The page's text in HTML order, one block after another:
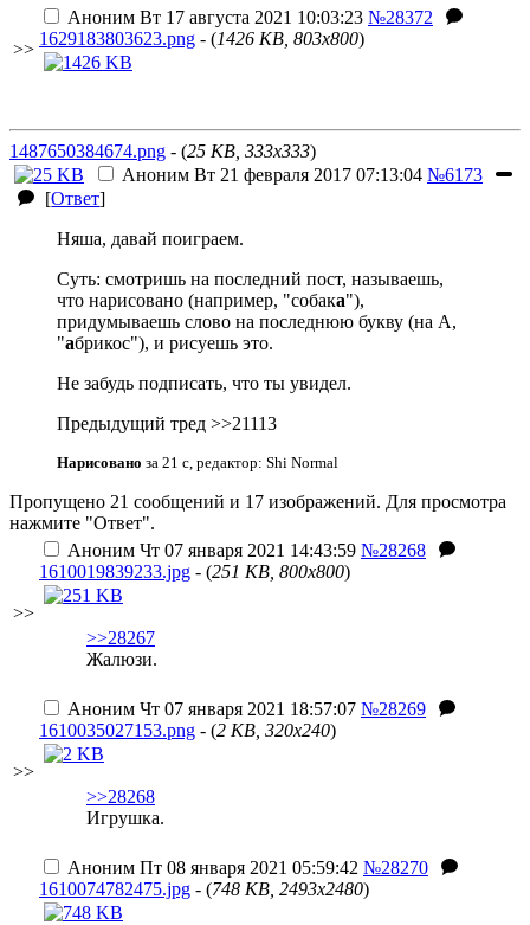
>>
Аноним Вт 17 августа 2021 10:03:23 №28372
1629183803623.png - (1426 KB, 803x800)
1487650384674.png - (25 KB, 333x333)
Аноним Вт 21 февраля 2017 07:13:04 №6173
[Ответ]
Няша, давай поиграем.
Суть: смотришь на последний пост, называешь,
что нарисовано (например, "собака"),
придумываешь слово на последнюю букву (на А,
"абрикос"), и рисуешь это.
Не забудь подписать, что ты увидел.
Предыдущий тред >>21113
Нарисовано за 21 с, редактор: Shi Normal
Пропущено 21 сообщений и 17 изображений. Для просмотра
нажмите "Ответ".
>>
Аноним Чт 07 января 2021 14:43:59 №28268
1610019839233.jpg - (251 KB, 800x800)
>>28267
Жалюзи.
>>
Аноним Чт 07 января 2021 18:57:07 №28269
1610035027153.png - (2 KB, 320x240)
>>28268
Игрушка.
Аноним Пт 08 января 2021 05:59:42 №28270
1610074782475.jpg - (748 KB, 2493x2480)